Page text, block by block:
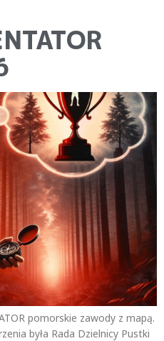
pomorskie zawody z mapą.
była Rada Dzielnicy Pustki